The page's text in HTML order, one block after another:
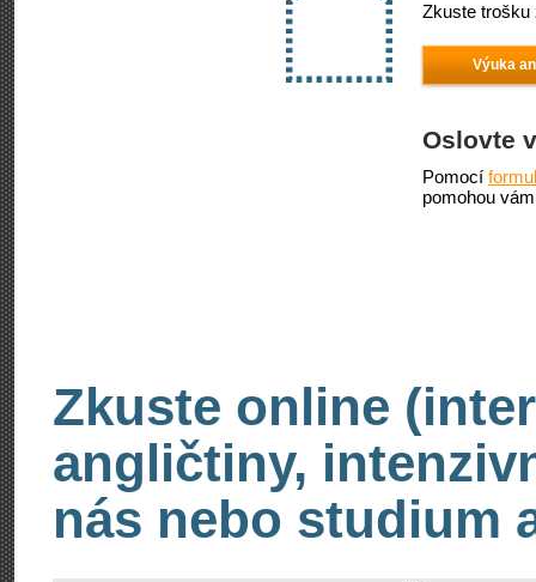
Zkuste trošku
Výuka
Oslovte
Pomocí
pomohou
Zkuste online
angličtiny,
nás nebo studium